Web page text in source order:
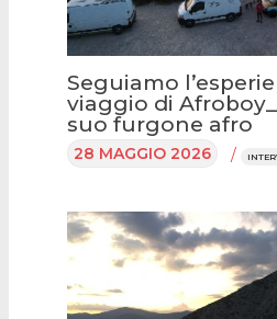
Seguiamo
viaggio di
suo furgone afro
28 MAGGIO 2026 /